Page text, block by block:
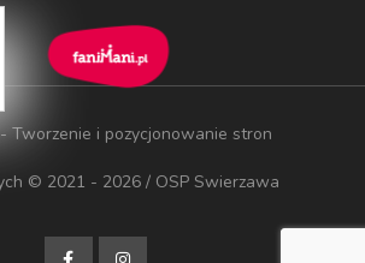
- Tworzenie i pozycjonowanie stron
© 2021 - 2026 / OSP Swierzawa